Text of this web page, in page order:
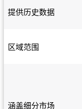
提供历史数据
区域范围
涵盖细分市场